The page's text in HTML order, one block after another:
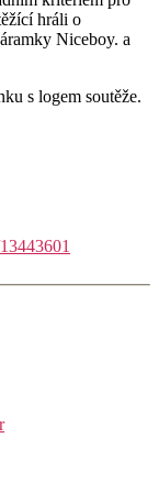
hráli o
Niceboy. a
s logem soutěže.